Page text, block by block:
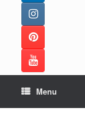
Menu